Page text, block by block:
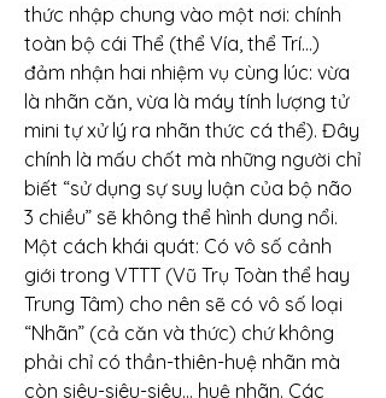
thức nhập chung vào một nơi: chính
toàn bộ cái Thể (thể Vía, thể Trí…)
đảm nhận hai nhiệm vụ cùng lúc: vừa
là nhãn căn, vừa là máy tính lượng tử
mini tự xử lý ra nhãn thức cá thể). Đây
chính là mấu chốt mà những người chỉ
biết “sử dụng sự suy luận của bộ não
3 chiều” sẽ không thể hình dung nổi.
Một cách khái quát: Có vô số cảnh
giới trong VTTT (Vũ Trụ Toàn thể hay
Trung Tâm) cho nên sẽ có vô số loại
“Nhãn” (cả căn và thức) chứ không
phải chỉ có thần-thiên-huệ nhãn mà
còn siêu-siêu-siêu… huệ nhãn. Các